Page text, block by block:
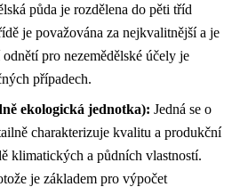
půda je rozdělena do pěti tříd
je považována za nejkvalitnější a je
pro nezemědělské účely je
případech.
ekologická jednotka): Jedná se o
charakterizuje kvalitu a produkční
klimatických a půdních vlastností.
je základem pro výpočet